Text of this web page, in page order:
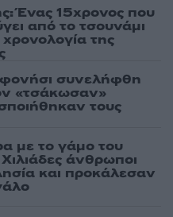
Ένας 15χρονος που
από το τσουνάμι
της
συνελήφθη
«τσάκωσαν»
τους
με το γάμο του
άνθρωποι
και προκάλεσαν